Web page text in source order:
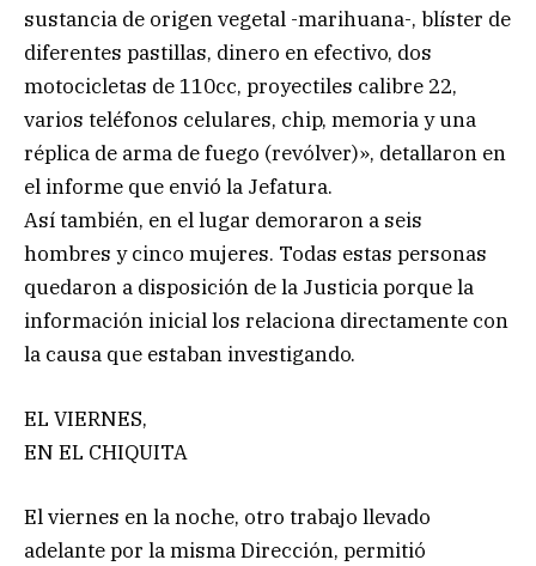
sustancia de origen vegetal -marihuana-, blíster de
diferentes pastillas, dinero en efectivo, dos
motocicletas de 110cc, proyectiles calibre 22,
varios teléfonos celulares, chip, memoria y una
réplica de arma de fuego (revólver)», detallaron en
el informe que envió la Jefatura.
Así también, en el lugar demoraron a seis
hombres y cinco mujeres. Todas estas personas
quedaron a disposición de la Justicia porque la
información inicial los relaciona directamente con
la causa que estaban investigando.
EL VIERNES,
EN EL CHIQUITA
El viernes en la noche, otro trabajo llevado
adelante por la misma Dirección, permitió